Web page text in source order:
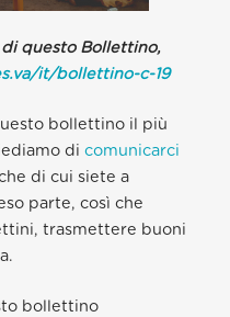
questo Bollettino,
it/bollettino-c-19
bollettino il più
dicomunicarci
di cui siete a
parte, così che
trasmettere buoni
bollettino